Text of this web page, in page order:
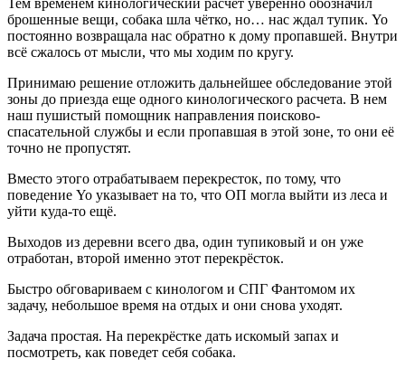
Тем временем кинологический расчёт уверенно обозначил
брошенные вещи, собака шла чётко, но… нас ждал тупик. Yo
постоянно возвращала нас обратно к дому пропавшей. Внутри
всё сжалось от мысли, что мы ходим по кругу.
Принимаю решение отложить дальнейшее обследование этой
зоны до приезда еще одного кинологического расчета. В нем
наш пушистый помощник направления поисково-
спасательной службы и если пропавшая в этой зоне, то они её
точно не пропустят.
Вместо этого отрабатываем перекресток, по тому, что
поведение Yo указывает на то, что ОП могла выйти из леса и
уйти куда-то ещё.
Выходов из деревни всего два, один тупиковый и он уже
отработан, второй именно этот перекрёсток.
Быстро обговариваем с кинологом и СПГ Фантомом их
задачу, небольшое время на отдых и они снова уходят.
Задача простая. На перекрёстке дать искомый запах и
посмотреть, как поведет себя собака.